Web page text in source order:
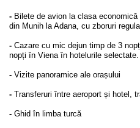
- Bilete de avion la clasa
din Munih la Adana, cu zboruri
- Cazare cu mic dejun timp de 3
nopți în Viena în hotelurile selectate.
- Vizite panoramice ale orașului
- Transferuri între aeroport și hotel,
- Ghid în limba turcă